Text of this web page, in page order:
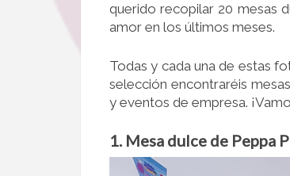
querido recopilar 20 mesas
amor en los últimos meses.
Todas y cada una de estas
selección encontraréis
y eventos de empresa.
1. Mesa dulce de Peppa